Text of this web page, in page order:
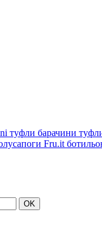
туфли барачини
Fru.it
OK